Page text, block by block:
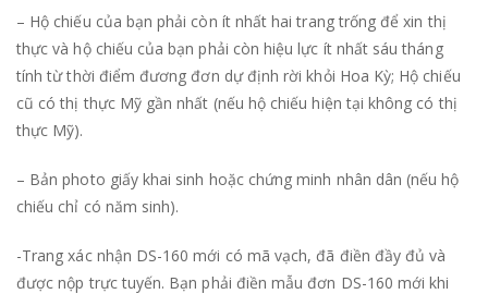
– Hộ chiếu của bạn phải còn ít nhất hai trang trống để xin thị
thực và hộ chiếu của bạn phải còn hiệu lực ít nhất sáu tháng
tính từ thời điểm đương đơn dự định rời khỏi Hoa Kỳ; Hộ chiếu
cũ có thị thực Mỹ gần nhất (nếu hộ chiếu hiện tại không có thị
thực Mỹ).
– Bản photo giấy khai sinh hoặc chứng minh nhân dân (nếu hộ
chiếu chỉ có năm sinh).
-Trang xác nhận DS-160 mới có mã vạch, đã điền đầy đủ và
được nộp trực tuyến. Bạn phải điền mẫu đơn DS-160 mới khi